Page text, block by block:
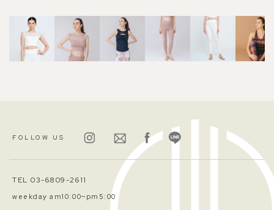
FOLLOW US
TEL 03-6809-2611
weekday am10:00~pm5:00